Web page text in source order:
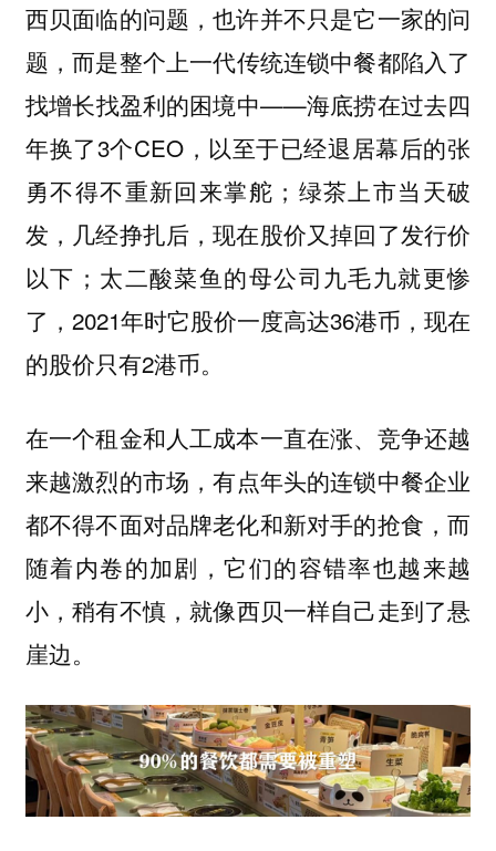
西贝面临的问题，也许并不只是它一家的问
题，而是整个上一代传统连锁中餐都陷入了
找增长找盈利的困境中——海底捞在过去四
年换了3个CEO，以至于已经退居幕后的张
勇不得不重新回来掌舵；绿茶上市当天破
发，几经挣扎后，现在股价又掉回了发行价
以下；太二酸菜鱼的母公司九毛九就更惨
了，2021年时它股价一度高达36港币，现在
的股价只有2港币。
在一个租金和人工成本一直在涨、竞争还越
来越激烈的市场，有点年头的连锁中餐企业
都不得不面对品牌老化和新对手的抢食，而
随着内卷的加剧，它们的容错率也越来越
小 ，稍有不慎，就像西贝一样自己走到了悬
崖边。